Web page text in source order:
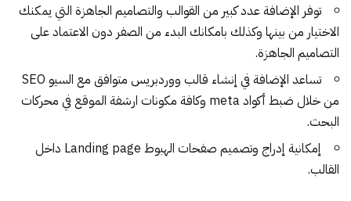
توفر الإضافة عدد كبير من القوالب والتصاميم الجاهزة التي يمكنك
الاختيار من بينها وكذلك بامكانك البدء من الصفر دون الاعتماد على
التصاميم الجاهزة.
تساعد الإضافة في إنشاء قالب ووردبريس متوافق مع السيو SEO
من خلال ضبط أكواد meta وكافة مكونات ارشفة الموقع في محركات
البحث.
إمكانية إدراج وتصميم صفحات الهبوط Landing page داخل
القالب.